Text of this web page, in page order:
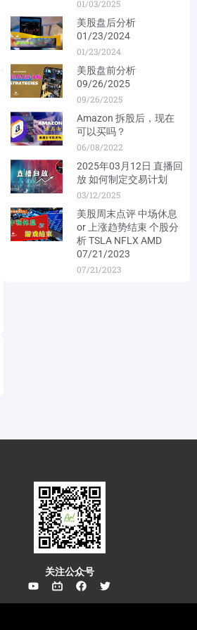
01/03/2025
美股盘后分析
01/23/2024
01/23/2024
美股盘前分析
09/26/2025
09/26/2025
Amazon 拆股后，现在
可以买吗？
06/08/2022
2025年03月12日 直播回
放 如何制定交易计划
03/12/2025
美股周末点评 中场休息
or 上涨趋势结束 个股分
析 TSLA NFLX AMD
07/21/2023
07/21/2023
关注公众号